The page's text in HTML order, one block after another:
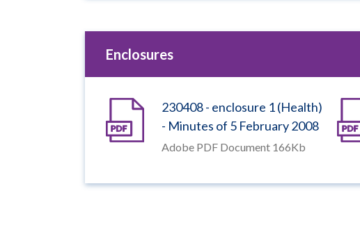
Enclosures
230408 - enclosure 1 (Health)
- Minutes of 5 February 2008
Adobe PDF Document 166Kb